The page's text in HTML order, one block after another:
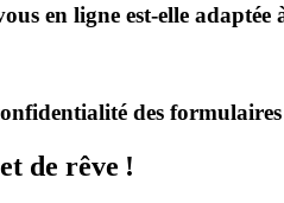
en ligne est-elle
des
de rêve !